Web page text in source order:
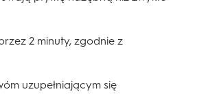
2 minuty, zgodnie z
uzupełniającym się